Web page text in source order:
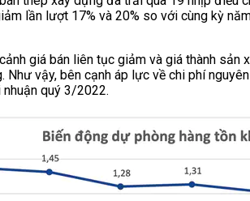
lần lượt 17% và 20% so với cùng kỳ
giá bán liên tục giảm và giá thành
Như vậy, bên cạnh áp lực về chi phí
quý 3/2022.